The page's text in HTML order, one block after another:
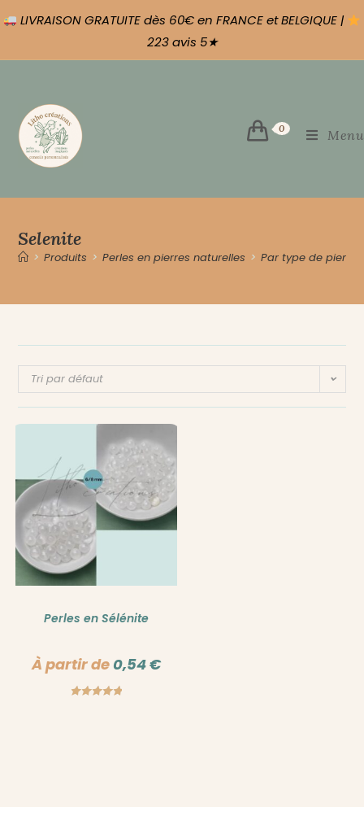
LIVRAISON GRATUITE dès 60€ en FRANCE et BELGIQUE |
223 avis 5★
0 Menu
Selenite
> Produits > Perles en pierres naturelles > Par type de pierre
Tri par défaut
Perles en Sélénite
À partir de 0,54€